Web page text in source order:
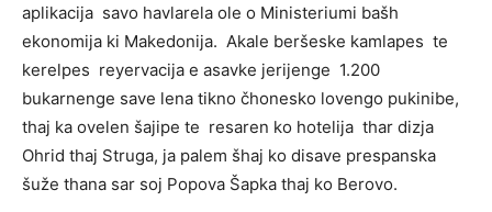
aplikacija savo havlarela ole o Ministeriumi bašh
ekonomija ki Makedonija. Akale beršeske kamlapes te
kerelpes reyervacija e asavke jerijenge 1.200
bukarnenge save lena tikno čhonesko lovengo pukinibe,
thaj ka ovelen šajipe te resaren ko hotelija thar dizja
Ohrid thaj Struga, ja palem šhaj ko disave prespanska
šuže thana sar soj Popova Šapka thaj ko Berovo.